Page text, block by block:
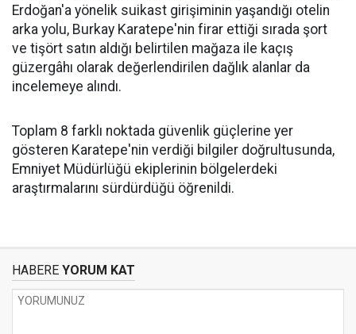
Erdoğan'a yönelik suikast girişiminin yaşandığı otelin
arka yolu, Burkay Karatepe'nin firar ettiği sırada şort
ve tişört satın aldığı belirtilen mağaza ile kaçış
güzergâhı olarak değerlendirilen dağlık alanlar da
incelemeye alındı.
Toplam 8 farklı noktada güvenlik güçlerine yer
gösteren Karatepe'nin verdiği bilgiler doğrultusunda,
Emniyet Müdürlüğü ekiplerinin bölgelerdeki
araştırmalarını sürdürdüğü öğrenildi.
HABERE YORUM KAT